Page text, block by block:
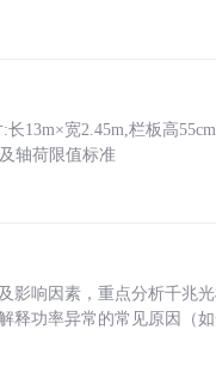
13m×宽2.45m,栏板高
轴荷限值标准
影响因素，重点分析千兆
释功率异常的常见原因（